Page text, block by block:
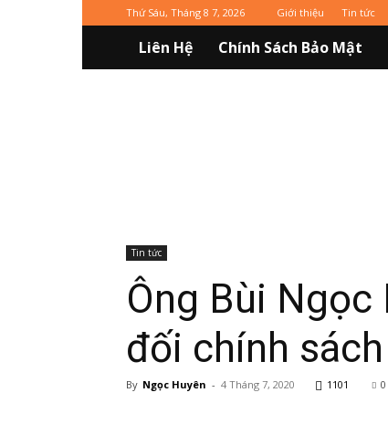
Thứ Sáu, Tháng 8 7, 2026 Giới thiệu Tin tức
Liên Hệ Chính Sách Bảo Mật
Tin tức
Ông Bùi
đối chính
By Ngọc Huyên - 4 Tháng 7, 2020 1101 0